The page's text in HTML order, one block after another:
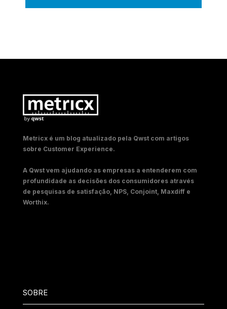
Metricx é um blog atualizado pela Qwst com artigos
sobre Customer Experience.
A Qwst vem ajudando as empresas a entenderem com
profundidade as decisões dos consumidores através
de pesquisas de satisfação, NPS, Conjoint, Maxdiff e
Worthix.
SOBRE